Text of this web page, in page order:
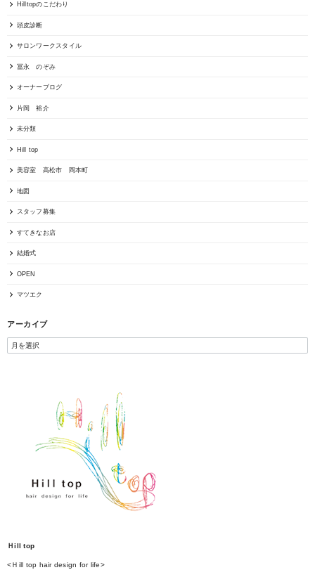
Hilltopのこだわり
頭皮診断
サロンワークスタイル
冨永 のぞみ
オーナーブログ
片岡 裕介
未分類
Hill top
美容室 高松市 岡本町
地図
スタッフ募集
すてきなお店
結婚式
OPEN
マツエク
アーカイブ
Ｈill top
<Ｈill top hair design for life>